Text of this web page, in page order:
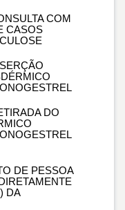
COM
CASOS
DO
DE PESSOA
DA